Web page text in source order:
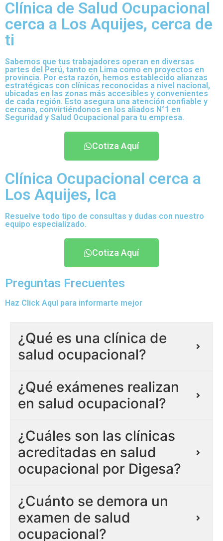
Clínica de Salud Ocupacional
cerca a Los Aquijes, cerca de
ti
Sabemos que tus trabajadores operan en diversas
partes del Perú, tanto en Lima como en proyectos en
provincia. Por esta razón, hemos establecido alianzas
estratégicas con clínicas reconocidas a nivel nacional,
ubicadas en las zonas más accesibles y convenientes
de cada región. Esto asegura una atención confiable y
cercana, convirtiéndonos en los aliados N°1 en
Seguridad y Salud Ocupacional para tu empresa.
Cotiza Aquí
Clínica Ocupacional cerca a
Los Aquijes, Ica
Resuelve todo tipo de consultas y dudas con nuestro
equipo especializado.
Cotiza Aquí
Preguntas Frecuentes
Haz Click Aquí para informarte mejor
¿Qué es una clínica de
salud ocupacional?
¿Qué exámenes realizan
en salud ocupacional?
¿Cuáles son las clínicas
acreditadas en salud
ocupacional por Digesa?
¿Cuánto se demora un
examen de salud
ocupacional?